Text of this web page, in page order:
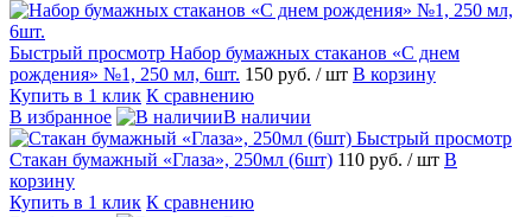
Быстрый просмотр Набор бумажных стаканов «С днем
рождения» №1, 250 мл, 6шт. 150 руб. / шт В корзину
Купить в 1 клик К сравнению
В избранное
В наличии
Быстрый просмотр
Стакан бумажный «Глаза», 250мл (6шт) 110 руб. / шт В
корзину
Купить в 1 клик К сравнению